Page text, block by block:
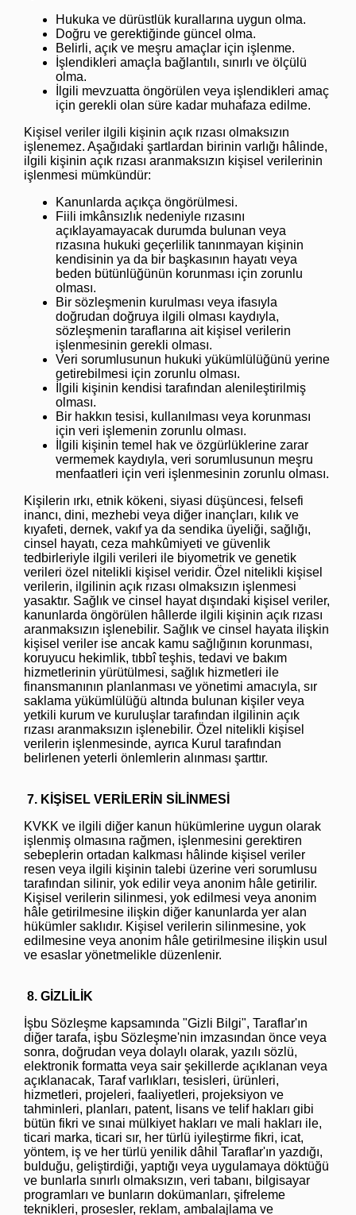
Hukuka ve dürüstlük kurallarına uygun olma.
Doğru ve gerektiğinde güncel olma.
Belirli, açık ve meşru amaçlar için işlenme.
İşlendikleri amaçla bağlantılı, sınırlı ve ölçülü
olma.
İlgili mevzuatta öngörülen veya işlendikleri amaç
için gerekli olan süre kadar muhafaza edilme.
Kişisel veriler ilgili kişinin açık rızası olmaksızın
işlenemez. Aşağıdaki şartlardan birinin varlığı hâlinde,
ilgili kişinin açık rızası aranmaksızın kişisel verilerinin
işlenmesi mümkündür:
Kanunlarda açıkça öngörülmesi.
Fiili imkânsızlık nedeniyle rızasını
açıklayamayacak durumda bulunan veya
rızasına hukuki geçerlilik tanınmayan kişinin
kendisinin ya da bir başkasının hayatı veya
beden bütünlüğünün korunması için zorunlu
olması.
Bir sözleşmenin kurulması veya ifasıyla
doğrudan doğruya ilgili olması kaydıyla,
sözleşmenin taraflarına ait kişisel verilerin
işlenmesinin gerekli olması.
Veri sorumlusunun hukuki yükümlülüğünü yerine
getirebilmesi için zorunlu olması.
İlgili kişinin kendisi tarafından alenileştirilmiş
olması.
Bir hakkın tesisi, kullanılması veya korunması
için veri işlemenin zorunlu olması.
İlgili kişinin temel hak ve özgürlüklerine zarar
vermemek kaydıyla, veri sorumlusunun meşru
menfaatleri için veri işlenmesinin zorunlu olması.
Kişilerin ırkı, etnik kökeni, siyasi düşüncesi, felsefi
inancı, dini, mezhebi veya diğer inançları, kılık ve
kıyafeti, dernek, vakıf ya da sendika üyeliği, sağlığı,
cinsel hayatı, ceza mahkûmiyeti ve güvenlik
tedbirleriyle ilgili verileri ile biyometrik ve genetik
verileri özel nitelikli kişisel veridir. Özel nitelikli kişisel
verilerin, ilgilinin açık rızası olmaksızın işlenmesi
yasaktır. Sağlık ve cinsel hayat dışındaki kişisel veriler,
kanunlarda öngörülen hâllerde ilgili kişinin açık rızası
aranmaksızın işlenebilir. Sağlık ve cinsel hayata ilişkin
kişisel veriler ise ancak kamu sağlığının korunması,
koruyucu hekimlik, tıbbî teşhis, tedavi ve bakım
hizmetlerinin yürütülmesi, sağlık hizmetleri ile
finansmanının planlanması ve yönetimi amacıyla, sır
saklama yükümlülüğü altında bulunan kişiler veya
yetkili kurum ve kuruluşlar tarafından ilgilinin açık
rızası aranmaksızın işlenebilir. Özel nitelikli kişisel
verilerin işlenmesinde, ayrıca Kurul tarafından
belirlenen yeterli önlemlerin alınması şarttır.
7. KİŞİSEL VERİLERİN SİLİNMESİ
KVKK ve ilgili diğer kanun hükümlerine uygun olarak
işlenmiş olmasına rağmen, işlenmesini gerektiren
sebeplerin ortadan kalkması hâlinde kişisel veriler
resen veya ilgili kişinin talebi üzerine veri sorumlusu
tarafından silinir, yok edilir veya anonim hâle getirilir.
Kişisel verilerin silinmesi, yok edilmesi veya anonim
hâle getirilmesine ilişkin diğer kanunlarda yer alan
hükümler saklıdır. Kişisel verilerin silinmesine, yok
edilmesine veya anonim hâle getirilmesine ilişkin usul
ve esaslar yönetmelikle düzenlenir.
8. GİZLİLİK
İşbu Sözleşme kapsamında "Gizli Bilgi", Taraflar'ın
diğer tarafa, işbu Sözleşme'nin imzasından önce veya
sonra, doğrudan veya dolaylı olarak, yazılı sözlü,
elektronik formatta veya sair şekillerde açıklanan veya
açıklanacak, Taraf varlıkları, tesisleri, ürünleri,
hizmetleri, projeleri, faaliyetleri, projeksiyon ve
tahminleri, planları, patent, lisans ve telif hakları gibi
bütün fikri ve sınai mülkiyet hakları ve mali hakları ile,
ticari marka, ticari sır, her türlü iyileştirme fikri, icat,
yöntem, iş ve her türlü yenilik dâhil Taraflar'ın yazdığı,
bulduğu, geliştirdiği, yaptığı veya uygulamaya döktüğü
ve bunlarla sınırlı olmaksızın, veri tabanı, bilgisayar
programları ve bunların dokümanları, şifreleme
teknikleri, prosesler, reklam, ambalajlama ve